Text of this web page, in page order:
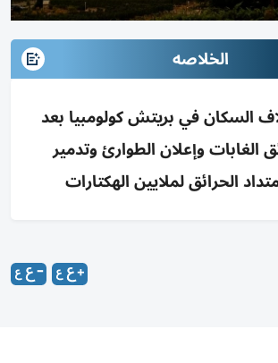
الخلاصه
السكان في بريتش كولومبيا بعد
الغابات وإعلان الطوارئ وتدمير
الحرائق لملايين الهكتارات